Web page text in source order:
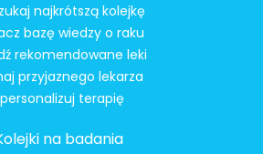
najkrótszą kolejkę
bazę wiedzy o raku
rekomendowane leki
przyjaznego lekarza
terapię
na badania